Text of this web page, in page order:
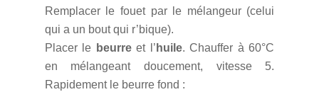
Remplacer le fouet par le mélangeur (celui
qui a un bout qui r’bique).
Placer le beurreet l’ huile. Chauffer à 60°C
en mélangeant doucement, vitesse 5.
Rapidement le beurre fond :